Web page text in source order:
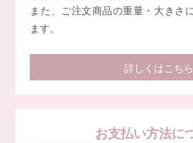
また、ご注文商品の重量・大きさ
ます。
詳しくはこちら
お支払い方法に